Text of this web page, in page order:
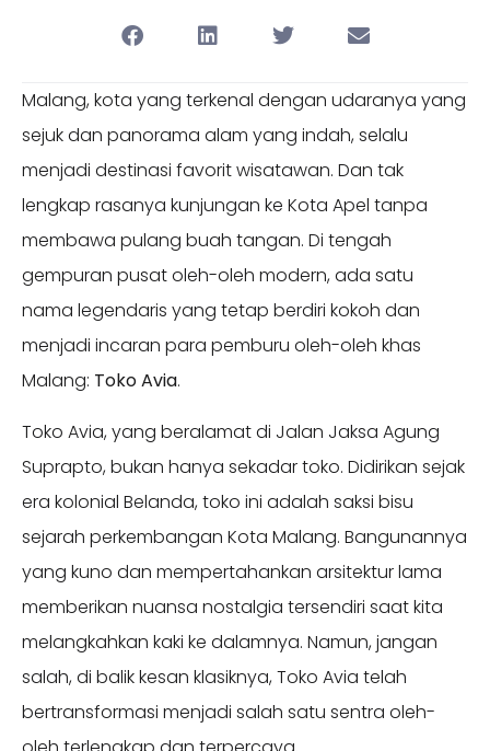
Malang, kota yang terkenal dengan udaranya yang
sejuk dan panorama alam yang indah, selalu
menjadi destinasi favorit wisatawan. Dan tak
lengkap rasanya kunjungan ke Kota Apel tanpa
membawa pulang buah tangan. Di tengah
gempuran pusat oleh-oleh modern, ada satu
nama legendaris yang tetap berdiri kokoh dan
menjadi incaran para pemburu oleh-oleh khas
Malang: Toko Avia.
Toko Avia, yang beralamat di Jalan Jaksa Agung
Suprapto, bukan hanya sekadar toko. Didirikan sejak
era kolonial Belanda, toko ini adalah saksi bisu
sejarah perkembangan Kota Malang. Bangunannya
yang kuno dan mempertahankan arsitektur lama
memberikan nuansa nostalgia tersendiri saat kita
melangkahkan kaki ke dalamnya. Namun, jangan
salah, di balik kesan klasiknya, Toko Avia telah
bertransformasi menjadi salah satu sentra oleh-